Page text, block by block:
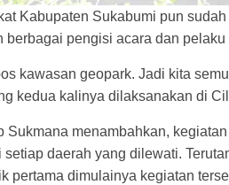
Kabupaten Sukabumi pun
berbagai pengisi acara dan pelaku
kawasan geopark. Jadi kita
kedua kalinya dilaksanakan di
Sukmana menambahkan,
daerah yang dilewati.
pertama dimulainya kegiatan